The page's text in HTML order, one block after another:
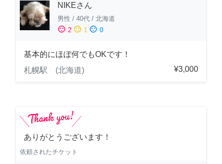
NIKEさん
男性 / 40代 / 北海道
sentiment_satisfied 2 sentiment_neutral 1 sentiment_dissatisfied 0
基本的にほぼ何でもOKです！
札幌駅 (北海道)
¥3,000
ありがとうございます！
依頼されたチケット